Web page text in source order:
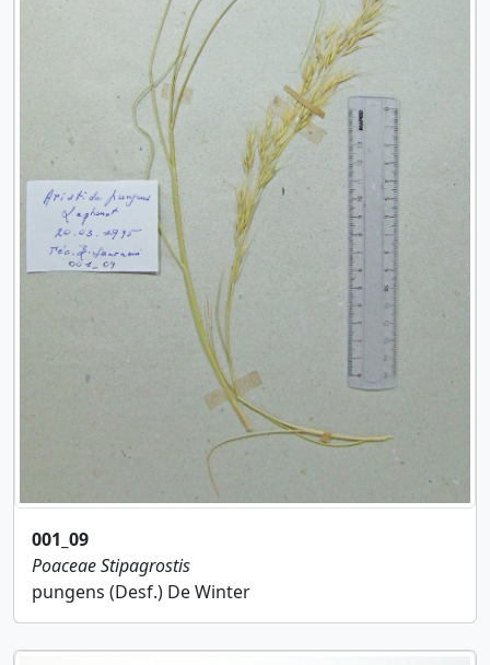
001_09
PoaceaeStipagrostis
pungens (Desf.) De Winter